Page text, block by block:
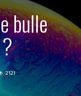
bulle
2121